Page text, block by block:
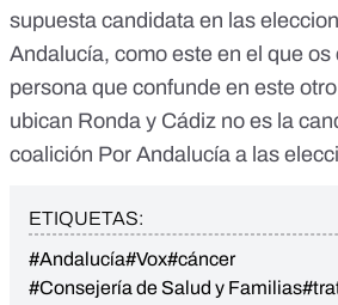
supuesta candidata en las
Andalucía, como este en el que os
persona que confunde en este
ubican Ronda y Cádiz no es la
coalición Por Andalucía a las
ETIQUETAS:
#Andalucía#Vox#cáncer
#Consejería de Salud y Familias